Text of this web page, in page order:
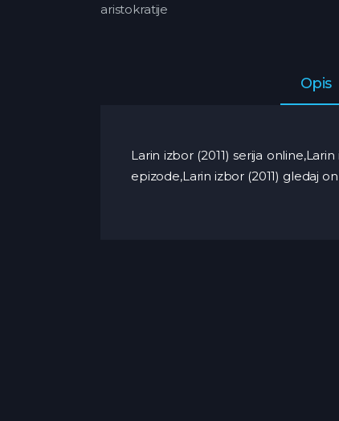
aristokratije
Opis
Larin izbor (2011) serija
epizode,Larin izbor (2011) gledaj